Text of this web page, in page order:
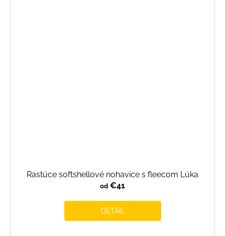
Rastúce softshellové nohavice s fleecom Lúka
od €41
DETAIL